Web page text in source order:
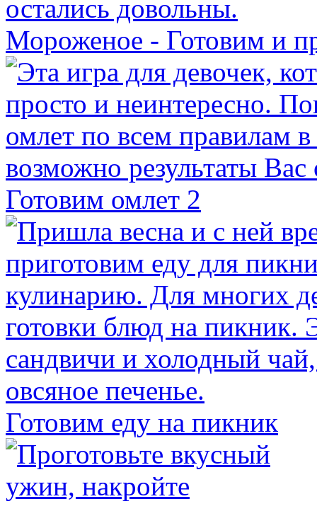
Мороженое - Готовим и
Готовим омлет 2
Готовим еду на пикник